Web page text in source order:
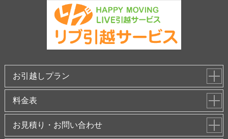
お引越しプラン
料金表
お見積り・お問い合わせ